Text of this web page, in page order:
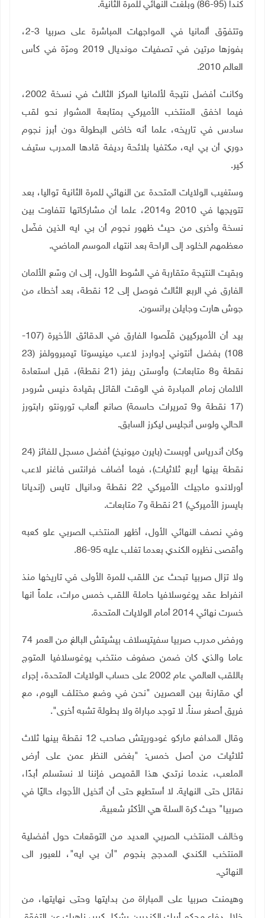
كندا (95-86) وبلغت النهائي للمرة الثانية
.
وتتفوّق ألمانيا في المواجهات المباشرة على صربيا 3-2،
بفوزها مرتين في تصفيات مونديال 2019 ومرّة في كأس
العالم 2010
.
وكانت أفضل نتيجة لألمانيا المركز الثالث في نسخة 2002،
فيما اخفق المنتخب الأميركي بمتابعة المشوار نحو لقب
سادس في تاريخه، علما أنه خاض البطولة دون أبرز نجوم
دوري أن بي ايه، مكتفيا بلائحة رديفة قادها المدرب ستيف
كير.
وستغيب الولايات المتحدة عن النهائي للمرة الثانية تواليا، بعد
تتويجها في 2010 و2014، علما أن مشاركاتها تتفاوت بين
نسخة وأخرى من حيث ظهور نجوم أن بي ايه الذين فضّل
معظمهم الخلود إلى الراحة بعد انتهاء الموسم الماضي.
وبقيت النتيجة متقاربة في الشوط الأول، إلى ان وسّع الألمان
الفارق في الربع الثالث فوصل إلى 12 نقطة، بعد أخطاء من
جوش هارت وجايلن برانسون.
بيد أن الأميركيين قلّصوا الفارق في الدقائق الأخيرة (107-
108) بفضل أنتوني إدواردز لاعب مينيسوتا تيمبروولفز (23
نقطة و8 متابعات) وأوستن ريفز (21 نقطة)، قبل استعادة
الالمان زمام المبادرة في الوقت القاتل بقيادة دنيس شرودر
(17 نقطة و9 تمريرات حاسمة) صانع ألعاب تورونتو رابتورز
الحالي ولوس أنجليس ليكرز السابق.
وكان أندرياس أوبست (بايرن ميونيخ) أفضل مسجل للفائز (24
نقطة بينها أربع ثلاثيات)، فيما أضاف فرانتس فاغنر لاعب
أورلاندو ماجيك الأميركي 22 نقطة ودانيال تايس (إنديانا
بايسرز الأميركي) 21 نقطة و7 متابعات
.
وفي نصف النهائي الأول، أظهر المنتخب الصربي علو كعبه
وأقصى نظيره الكندي بعدما تغلب عليه 95-86
.
ولا تزال صربيا تبحث عن اللقب للمرة الأولى في تاريخها منذ
انفراط عقد يوغوسلافيا حاملة اللقب خمس مرات، علماً انها
خسرت نهائي 2014 أمام الولايات المتحدة
.
ورفض مدرب صربيا سفيتيسلاف بيشيتش البالغ من العمر 74
عاما والذي كان ضمن صفوف منتخب يوغوسلافيا المتوج
باللقب العالمي عام 2002 على حساب الولايات المتحدة، إجراء
أي مقارنة بين العصرين "نحن في وضع مختلف اليوم، مع
فريق أصغر سناً. لا توجد مباراة ولا بطولة تشبه أخرى".
وقال المدافع ماركو غودوريتش صاحب 12 نقطة بينها ثلاث
ثلاثيات من أصل خمس: "بغض النظر عمن على أرض
الملعب، عندما نرتدي هذا القميص فإننا لا نستسلم أبدًا،
نقاتل حتى النهاية. لا أستطيع حتى أن أتخيل الأجواء حاليًا في
صربيا" حيث كرة السلة هي الأكثر شعبية.
وخالف المنتخب الصربي العديد من التوقعات حول أفضلية
المنتخب الكندي المدجج بنجوم "أن بي ايه"، للعبور الى
النهائي.
وهيمنت صربيا على المباراة من بدايتها وحتى نهايتها، من